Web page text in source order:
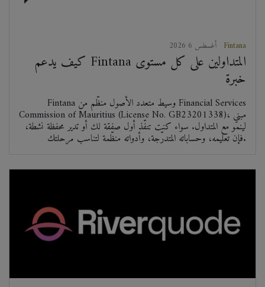
Fintana
كيف يدعم Fintana المتداولين على كل مستوى
خبرة
Fintana وسيط متعدد الأصول منظّم من Financial Services
Commission of Mauritius (License No. GB23201338)، مبني
لينمو مع المتداول. سواء كنت تنفّذ أول صفقة لك أو تدير محفظة نشطة،
فإن تعليمه، وحساباته المتدرّجة، وأدواته منظّمة لتناسب مرحلتك.